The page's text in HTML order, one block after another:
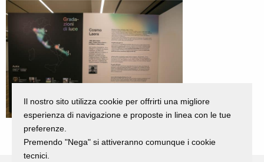
Il nostro sito utilizza cookie per offrirti una migliore
esperienza di navigazione e proposte in linea con le tue
preferenze.
Premendo "Nega" si attiveranno comunque i cookie
tecnici.